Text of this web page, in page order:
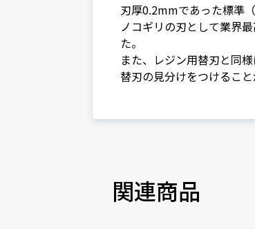
刃厚0.2mmであった標準
ノコギリの刃として業界
た。
また、レジン用替刃と同
替刃の見分けをつけること
関連商品